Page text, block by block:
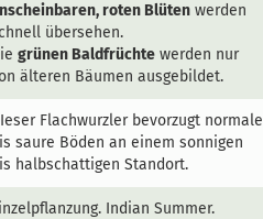
roten Blüten werden
übersehen.
grünen Baldfrüchte werden nur
älteren Bäumen ausgebildet.
Flachwurzler bevorzugt normale
saure Böden an einem sonnigen
halbschattigen Standort.
Indian Summer.